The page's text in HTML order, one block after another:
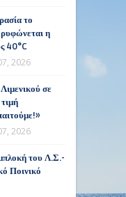
το
η
40°C
2026
σε
2026
του Λ.Σ.-
Ποινικό